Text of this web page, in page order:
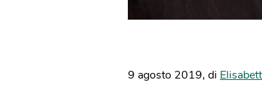
9 agosto 2019, di